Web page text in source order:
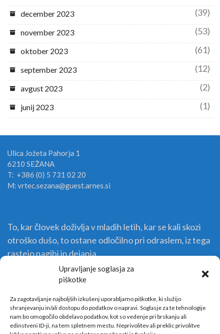
Upravljanje soglasja za
piškotke
Za zagotavljanje najboljših izkušenj uporabljamo piškotke, ki služijo
shranjevanju in/ali dostopu do podatkov o napravi. Soglasje za te tehnologije
nam bo omogočilo obdelavo podatkov, kot so vedenje pri brskanju ali
edinstveni ID-ji, na tem spletnem mestu. Neprivolitev ali preklic privolitve
december 2023 (39)
november 2023 (53)
oktober 2023 (61)
september 2023 (12)
avgust 2023 (2)
junij 2023 (1)
Ulica Jožeta Pahorja 1
6210 SEŽANA
T: +386 (0) 5 731 02 20
M: vrtec.sezana@guest.arnes.si
To, kar človek doživlja v mladih letih, kar se kali skozi
otroško dušo, to ostane odločilno pri odraslem, iz tega
rastejo nagibi in dejanja.